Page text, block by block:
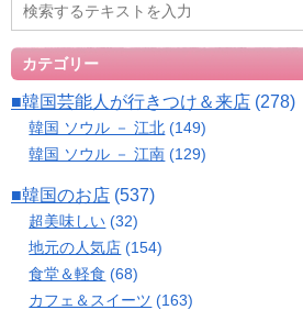
カテゴリー
■韓国芸能人が行きつけ＆来店 (278)
韓国 ソウル － 江北 (149)
韓国 ソウル － 江南 (129)
■韓国のお店 (537)
超美味しい (32)
地元の人気店 (154)
食堂＆軽食 (68)
カフェ＆スイーツ (163)